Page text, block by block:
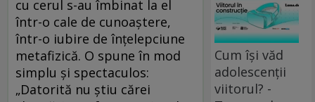
cu cerul s-au îmbinat la el
într-o cale de cunoaştere,
într-o iubire de înţelepciune
metafizică. O spune în mod
simplu şi spectaculos:
„Datorită nu ştiu cărei
Cum își văd
adolescenții
viitorul? -